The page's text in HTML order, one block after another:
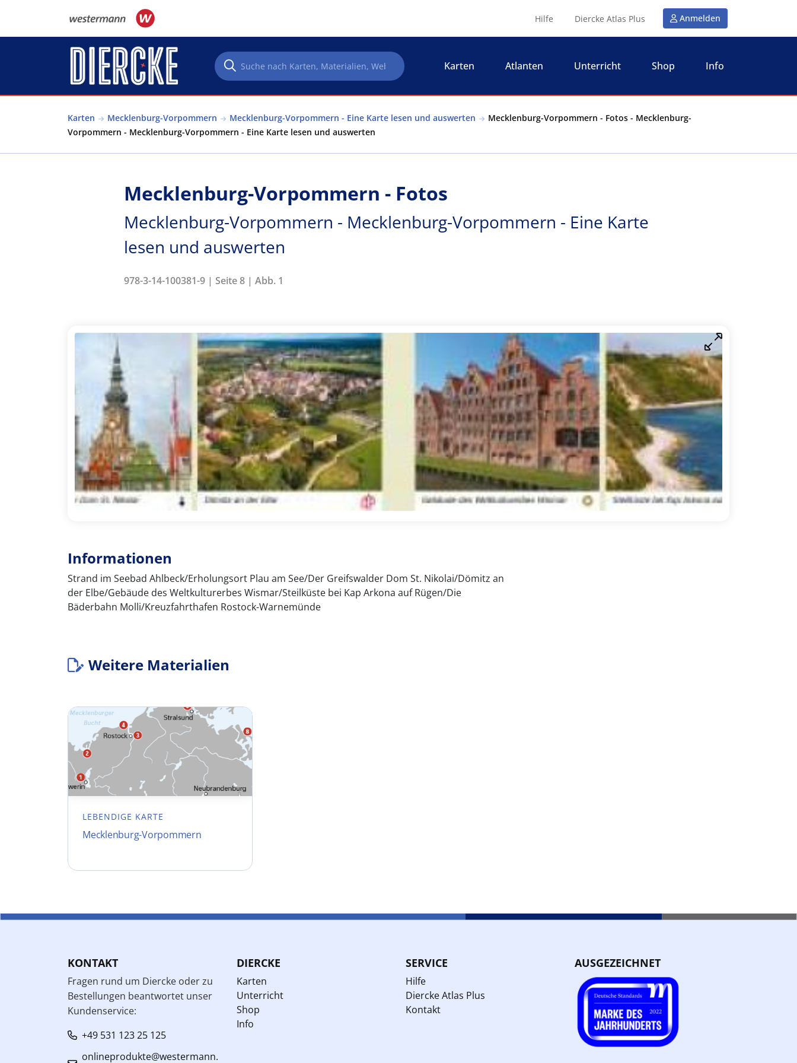
Hilfe Diercke Atlas Plus Anmelden
Karten Atlanten Unterricht Shop Info
Karten Mecklenburg-Vorpommern Mecklenburg-Vorpommern - Eine Karte lesen und auswerten
Mecklenburg-Vorpommern - Fotos - Mecklenburg-
Vorpommern - Mecklenburg-Vorpommern - Eine Karte lesen und auswerten
Mecklenburg-Vorpommern - Fotos
Mecklenburg-Vorpommern - Mecklenburg-Vorpommern - Eine Karte
lesen und auswerten
978-3-14-100381-9 | Seite 8 | Abb. 1
Informationen
Strand im Seebad Ahlbeck/Erholungsort Plau am See/Der Greifswalder Dom St. Nikolai/Dömitz an
der Elbe/Gebäude des Weltkulturerbes Wismar/Steilküste bei Kap Arkona auf Rügen/Die
Bäderbahn Molli/Kreuzfahrthafen Rostock-Warnemünde
Weitere Materialien
LEBENDIGE KARTE
Mecklenburg-Vorpommern
KONTAKT
Fragen rund um Diercke oder zu
Bestellungen beantwortet unser
Kundenservice:
+49 531 123 25 125
onlineprodukte@westermann.
DIERCKE
Karten
Unterricht
Shop
Info
SERVICE
Hilfe
Diercke Atlas Plus
Kontakt
AUSGEZEICHNET